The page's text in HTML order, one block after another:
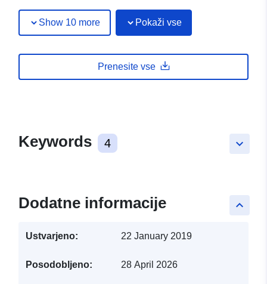
Show 10 more Pokaži vse
Prenesite vse
keyboard_arrow_down
Keywords 4
keyboard_arrow_up
Dodatne informacije
Ustvarjeno: 22 January 2019
Posodobljeno: 28 April 2026